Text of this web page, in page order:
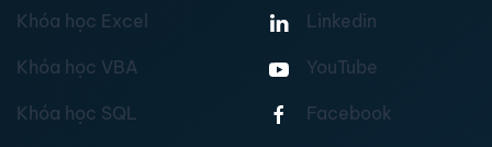
Khóa học Excel
Khóa học VBA
Khóa học SQL
Linkedin
YouTube
Facebook